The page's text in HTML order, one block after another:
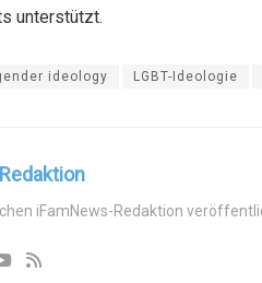
unterstützt.
ideology LGBT-Ideologie
iFamNews-Redaktion